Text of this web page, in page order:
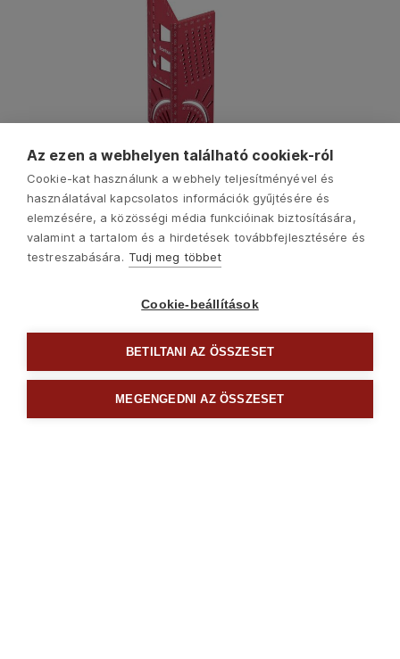
4784104
asztalos T-derékszög, 215 mm, ALU, lézer gravírozott,
mm beosztás,
3820 Ft
Az ezen a webhelyen található cookiek-ról
Cookie-kat használunk a webhely teljesítményével és
használatával kapcsolatos információk gyűjtésére és
elemzésére, a közösségi média funkcióinak biztosítására,
valamint a tartalom és a hirdetések továbbfejlesztésére és
testreszabására. Tudj meg többet
Cookie-beállítások
BETILTANI AZ ÖSSZESET
MEGENGEDNI AZ ÖSSZESET